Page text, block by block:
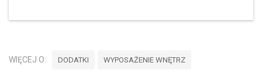
WIĘCEJ O: DODATKI WYPOSAŻENIE WNĘTRZ